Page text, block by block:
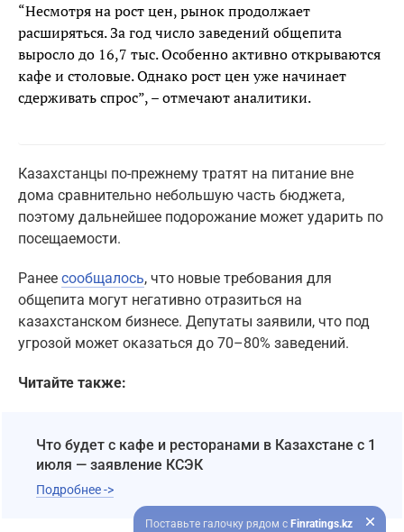
“Несмотря на рост цен, рынок продолжает
расширяться. За год число заведений общепита
выросло до 16,7 тыс. Особенно активно открываются
кафе и столовые. Однако рост цен уже начинает
сдерживать спрос”, – отмечают аналитики.
Казахстанцы по-прежнему тратят на питание вне
дома сравнительно небольшую часть бюджета,
поэтому дальнейшее подорожание может ударить по
посещаемости.
Ранее сообщалось, что новые требования для
общепита могут негативно отразиться на
казахстанском бизнесе. Депутаты заявили, что под
угрозой может оказаться до 70–80% заведений.
Читайте также:
Что будет с кафе и ресторанами в Казахстане с 1
июля — заявление КСЭК
Подробнее ->
Поставьте галочку рядом с Finratings.kz